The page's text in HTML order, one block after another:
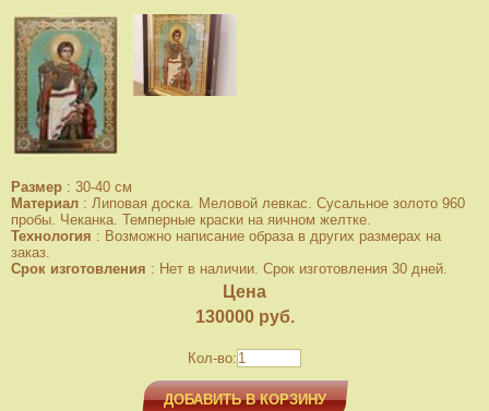
Размер : 30-40 см
Материал : Липовая доска. Меловой левкас. Сусальное золото 960
пробы. Чеканка. Темперные краски на яичном желтке.
Технология : Возможно написание образа в других размерах на
заказ.
Срок изготовления : Нет в наличии. Срок изготовления 30 дней.
Цена
130000руб.
Кол-во:
ДОБАВИТЬ В КОРЗИНУ